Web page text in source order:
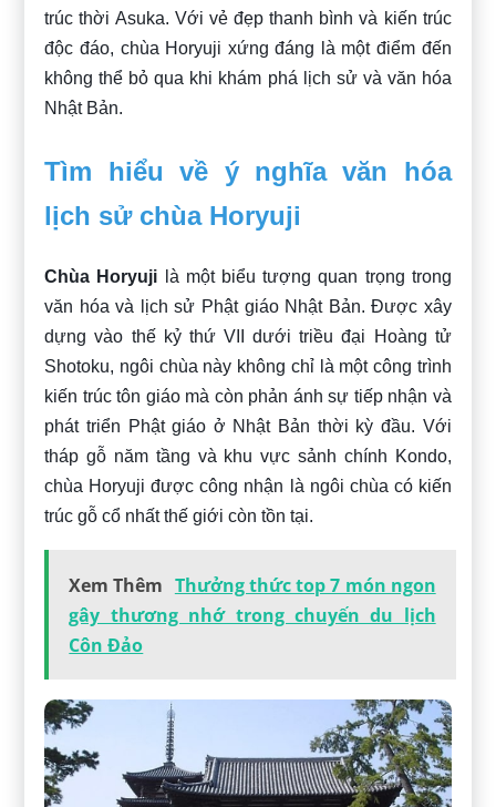
trúc thời Asuka. Với vẻ đẹp thanh bình và kiến trúc
độc đáo, chùa Horyuji xứng đáng là một điểm đến
không thể bỏ qua khi khám phá lịch sử và văn hóa
Nhật Bản.
Tìm hiểu về ý nghĩa văn hóa
lịch sử chùa Horyuji
Chùa Horyuji là một biểu tượng quan trọng trong
văn hóa và lịch sử Phật giáo Nhật Bản. Được xây
dựng vào thế kỷ thứ VII dưới triều đại Hoàng tử
Shotoku, ngôi chùa này không chỉ là một công trình
kiến trúc tôn giáo mà còn phản ánh sự tiếp nhận và
phát triển Phật giáo ở Nhật Bản thời kỳ đầu. Với
tháp gỗ năm tầng và khu vực sảnh chính Kondo,
chùa Horyuji được công nhận là ngôi chùa có kiến
trúc gỗ cổ nhất thế giới còn tồn tại.
Xem Thêm Thưởng thức top 7 món ngon
gây thương nhớ trong chuyến du lịch
Côn Đảo